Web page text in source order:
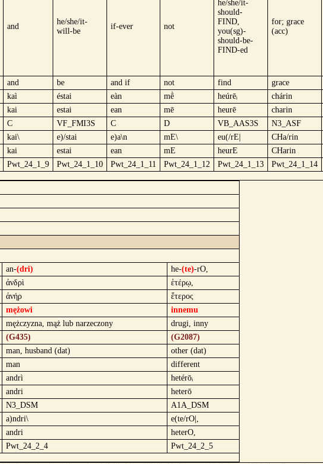
and
he/she/it-
will-be
if-ever not
he/she/it-
should-
FIND,
you(sg)-
should-be-
FIND-ed
for; grace
(acc)
and be and if not find
grace
kaì éstai eàn mḕ heúrēᵢ
chárin
kai estai ean mē heurē
charin
C VF_FMI3S C D VB_AAS3S
N3_ASF
kai\ e)/stai e)a\n mE\ eu(/rE|
CHa/rin
kai estai ean mE heurE
CHarin
Pwt_24_1_9 Pwt_24_1_10 Pwt_24_1_11 Pwt_24_1_12 Pwt_24_1_13 Pwt_24_1_14
an-(dri) he-(te)-rO,
ἀνδρὶ
ἑτέρῳ,
ἀνήρ
ἕτερος
mężowi
innemu
mężczyzna, mąż lub narzeczony
drugi, inny
(G435)
(G2087)
man, husband (dat)
other (dat)
man
different
andrì
hetérōᵢ
andri
heterō
N3_DSM
A1A_DSM
a)ndri\
e(te/rO|,
andri
heterO,
Pwt_24_2_4 Pwt_24_2_5